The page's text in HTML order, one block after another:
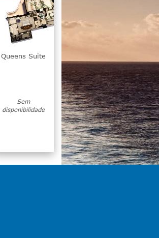
Queens Suite
Sem
disponibilidade